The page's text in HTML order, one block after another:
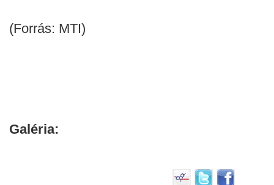
(Forrás: MTI)
Galéria: